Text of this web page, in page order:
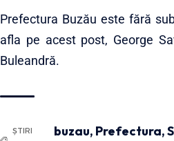
Prefectura Buzău este fără
afla pe acest post, George
Buleandră.
ȘTIRI
buzau, Prefectura,